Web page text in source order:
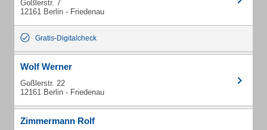
Goßlerstr. 7
12161 Berlin - Friedenau
Gratis-Digitalcheck
Wolf Werner
Goßlerstr. 22
12161 Berlin - Friedenau
Zimmermann Rolf